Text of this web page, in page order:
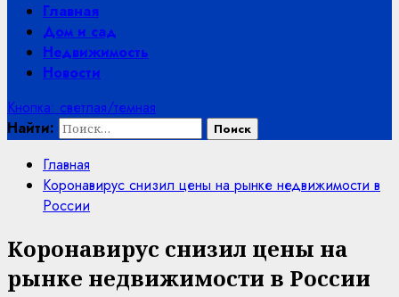
Главная
Дом и сад
Недвижимость
Новости
Кнопка: светлая/темная
Найти:
Главная
Коронавирус снизил цены на рынке недвижимости в
России
Коронавирус снизил цены на
рынке недвижимости в России